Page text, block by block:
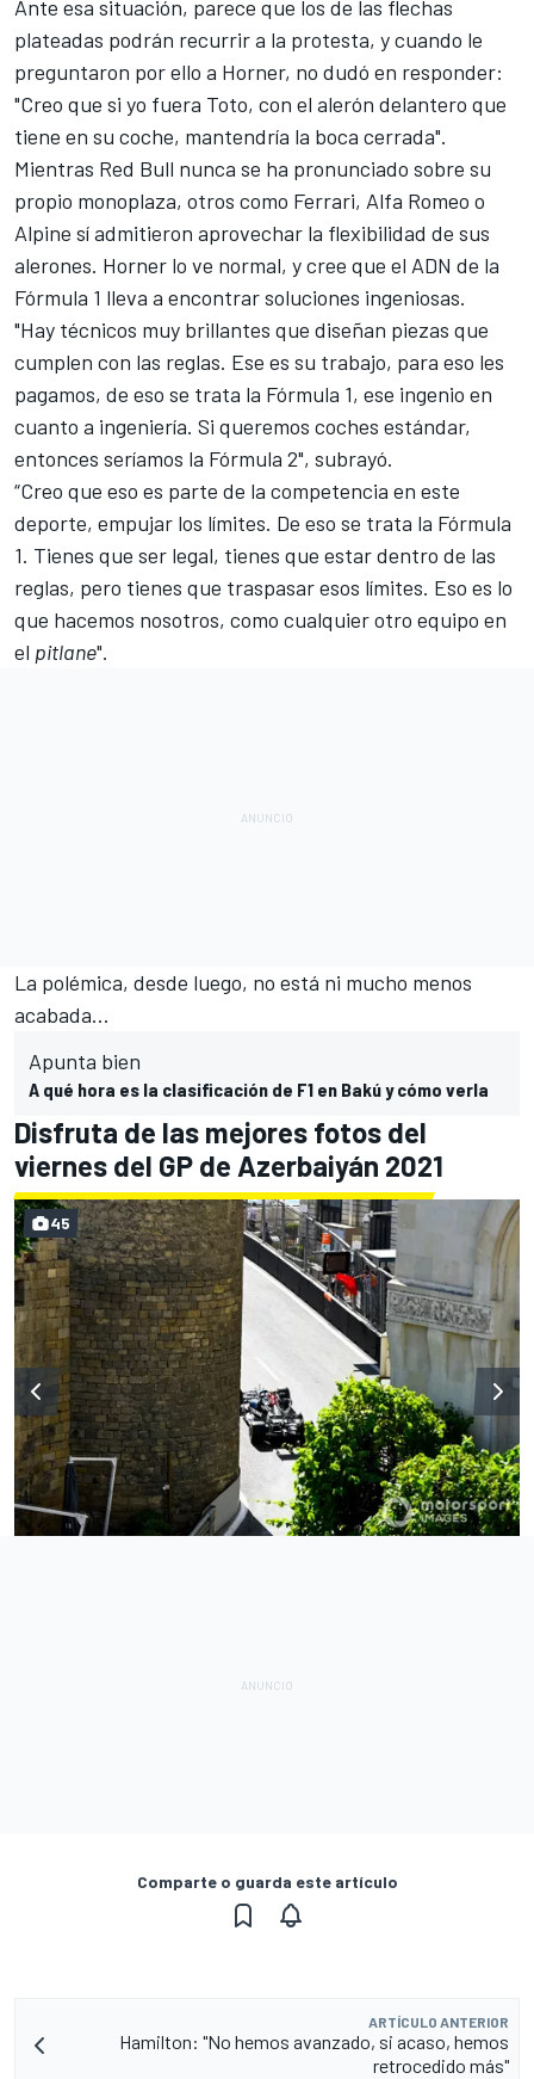
Ante esa situación, parece que los de las flechas
plateadas podrán recurrir a la protesta, y cuando le
preguntaron por ello a Horner, no dudó en responder:
"Creo que si yo fuera Toto, con el alerón delantero que
tiene en su coche, mantendría la boca cerrada".
Mientras Red Bull nunca se ha pronunciado sobre su
propio monoplaza, otros como Ferrari, Alfa Romeo o
Alpine sí admitieron aprovechar la flexibilidad de sus
alerones. Horner lo ve normal, y cree que el ADN de la
Fórmula 1 lleva a encontrar soluciones ingeniosas.
"Hay técnicos muy brillantes que diseñan piezas que
cumplen con las reglas. Ese es su trabajo, para eso les
pagamos, de eso se trata la Fórmula 1, ese ingenio en
cuanto a ingeniería. Si queremos coches estándar,
entonces seríamos la Fórmula 2", subrayó.
“Creo que eso es parte de la competencia en este
deporte, empujar los límites. De eso se trata la Fórmula
1. Tienes que ser legal, tienes que estar dentro de las
reglas, pero tienes que traspasar esos límites. Eso es lo
que hacemos nosotros, como cualquier otro equipo en
el pitlane".
La polémica, desde luego, no está ni mucho menos
acabada...
Apunta bien
A qué hora es la clasificación de F1 en Bakú y cómo verla
Disfruta de las mejores fotos del
viernes del GP de Azerbaiyán 2021
45
Comparte o guarda este artículo
ARTÍCULO ANTERIOR
Hamilton: "No hemos avanzado, si acaso, hemos
retrocedido más"